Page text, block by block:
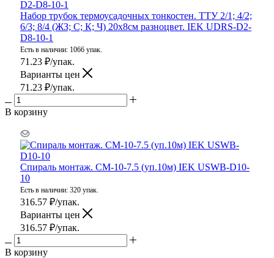
Набор трубок термоусадочных тонкостен. ТТУ 2/1; 4/2;
6/3; 8/4 (ЖЗ; С; К; Ч) 20х8см разноцвет. IEK UDRS-D2-
D8-10-1
Есть в наличии: 1066 упак.
71.23 ₽/упак.
Варианты цен
71.23 ₽/упак.
В корзину
Спираль монтаж. СМ-10-7.5 (уп.10м) IEK USWB-D10-
10
Есть в наличии: 320 упак.
316.57 ₽/упак.
Варианты цен
316.57 ₽/упак.
В корзину